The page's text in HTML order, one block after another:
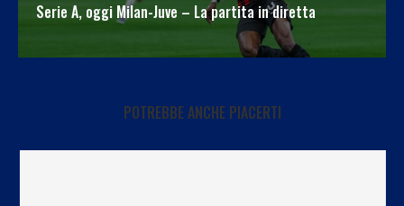
Serie A, oggi Milan-Juve – La partita in diretta
POTREBBE ANCHE PIACERTI